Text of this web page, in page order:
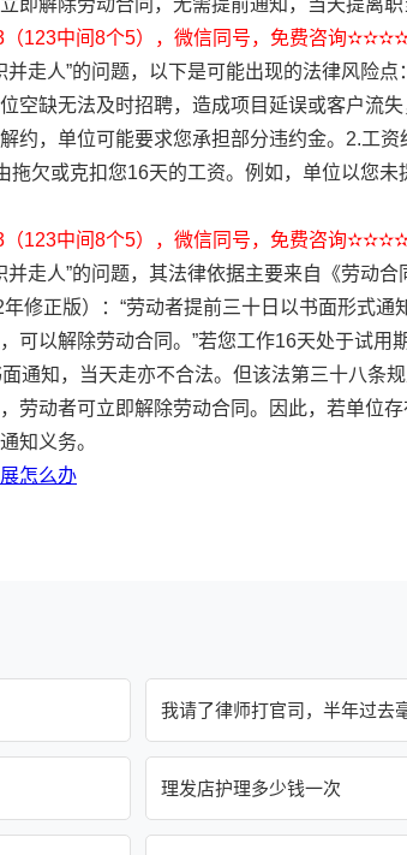
即解除劳动合同，无需提前通知，当天提离
123中间8个5），微信同号，免费咨询
走人”的问题，以下是可能出现的法律风险
空缺无法及时招聘，造成项目延误或客户流
约，单位可能要求您承担部分违约金。2.工
拖欠或克扣您16天的工资。例如，单位以您
123中间8个5），微信同号，免费咨询
走人”的问题，其法律依据主要来自《劳动
修正版）：“劳动者提前三十日以书面形式通
可以解除劳动合同。”若您工作16天处于试用
通知，当天走亦不合法。但该法第三十八条
劳动者可立即解除劳动合同。因此，若单位
知义务。
怎么办
我请了律师打官司，半年过去
理发店护理多少钱一次